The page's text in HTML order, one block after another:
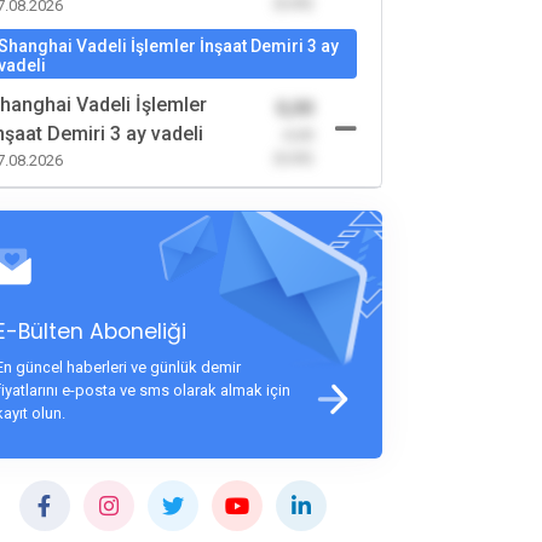
Vadeli İşlemler İnşaat Demiri 3 ay
Vadeli İşlemler
Demiri 3 ay vadeli
0,00
Bülten Aboneliği
güncel haberleri ve günlük demir
e-posta ve sms olarak almak için
olun.